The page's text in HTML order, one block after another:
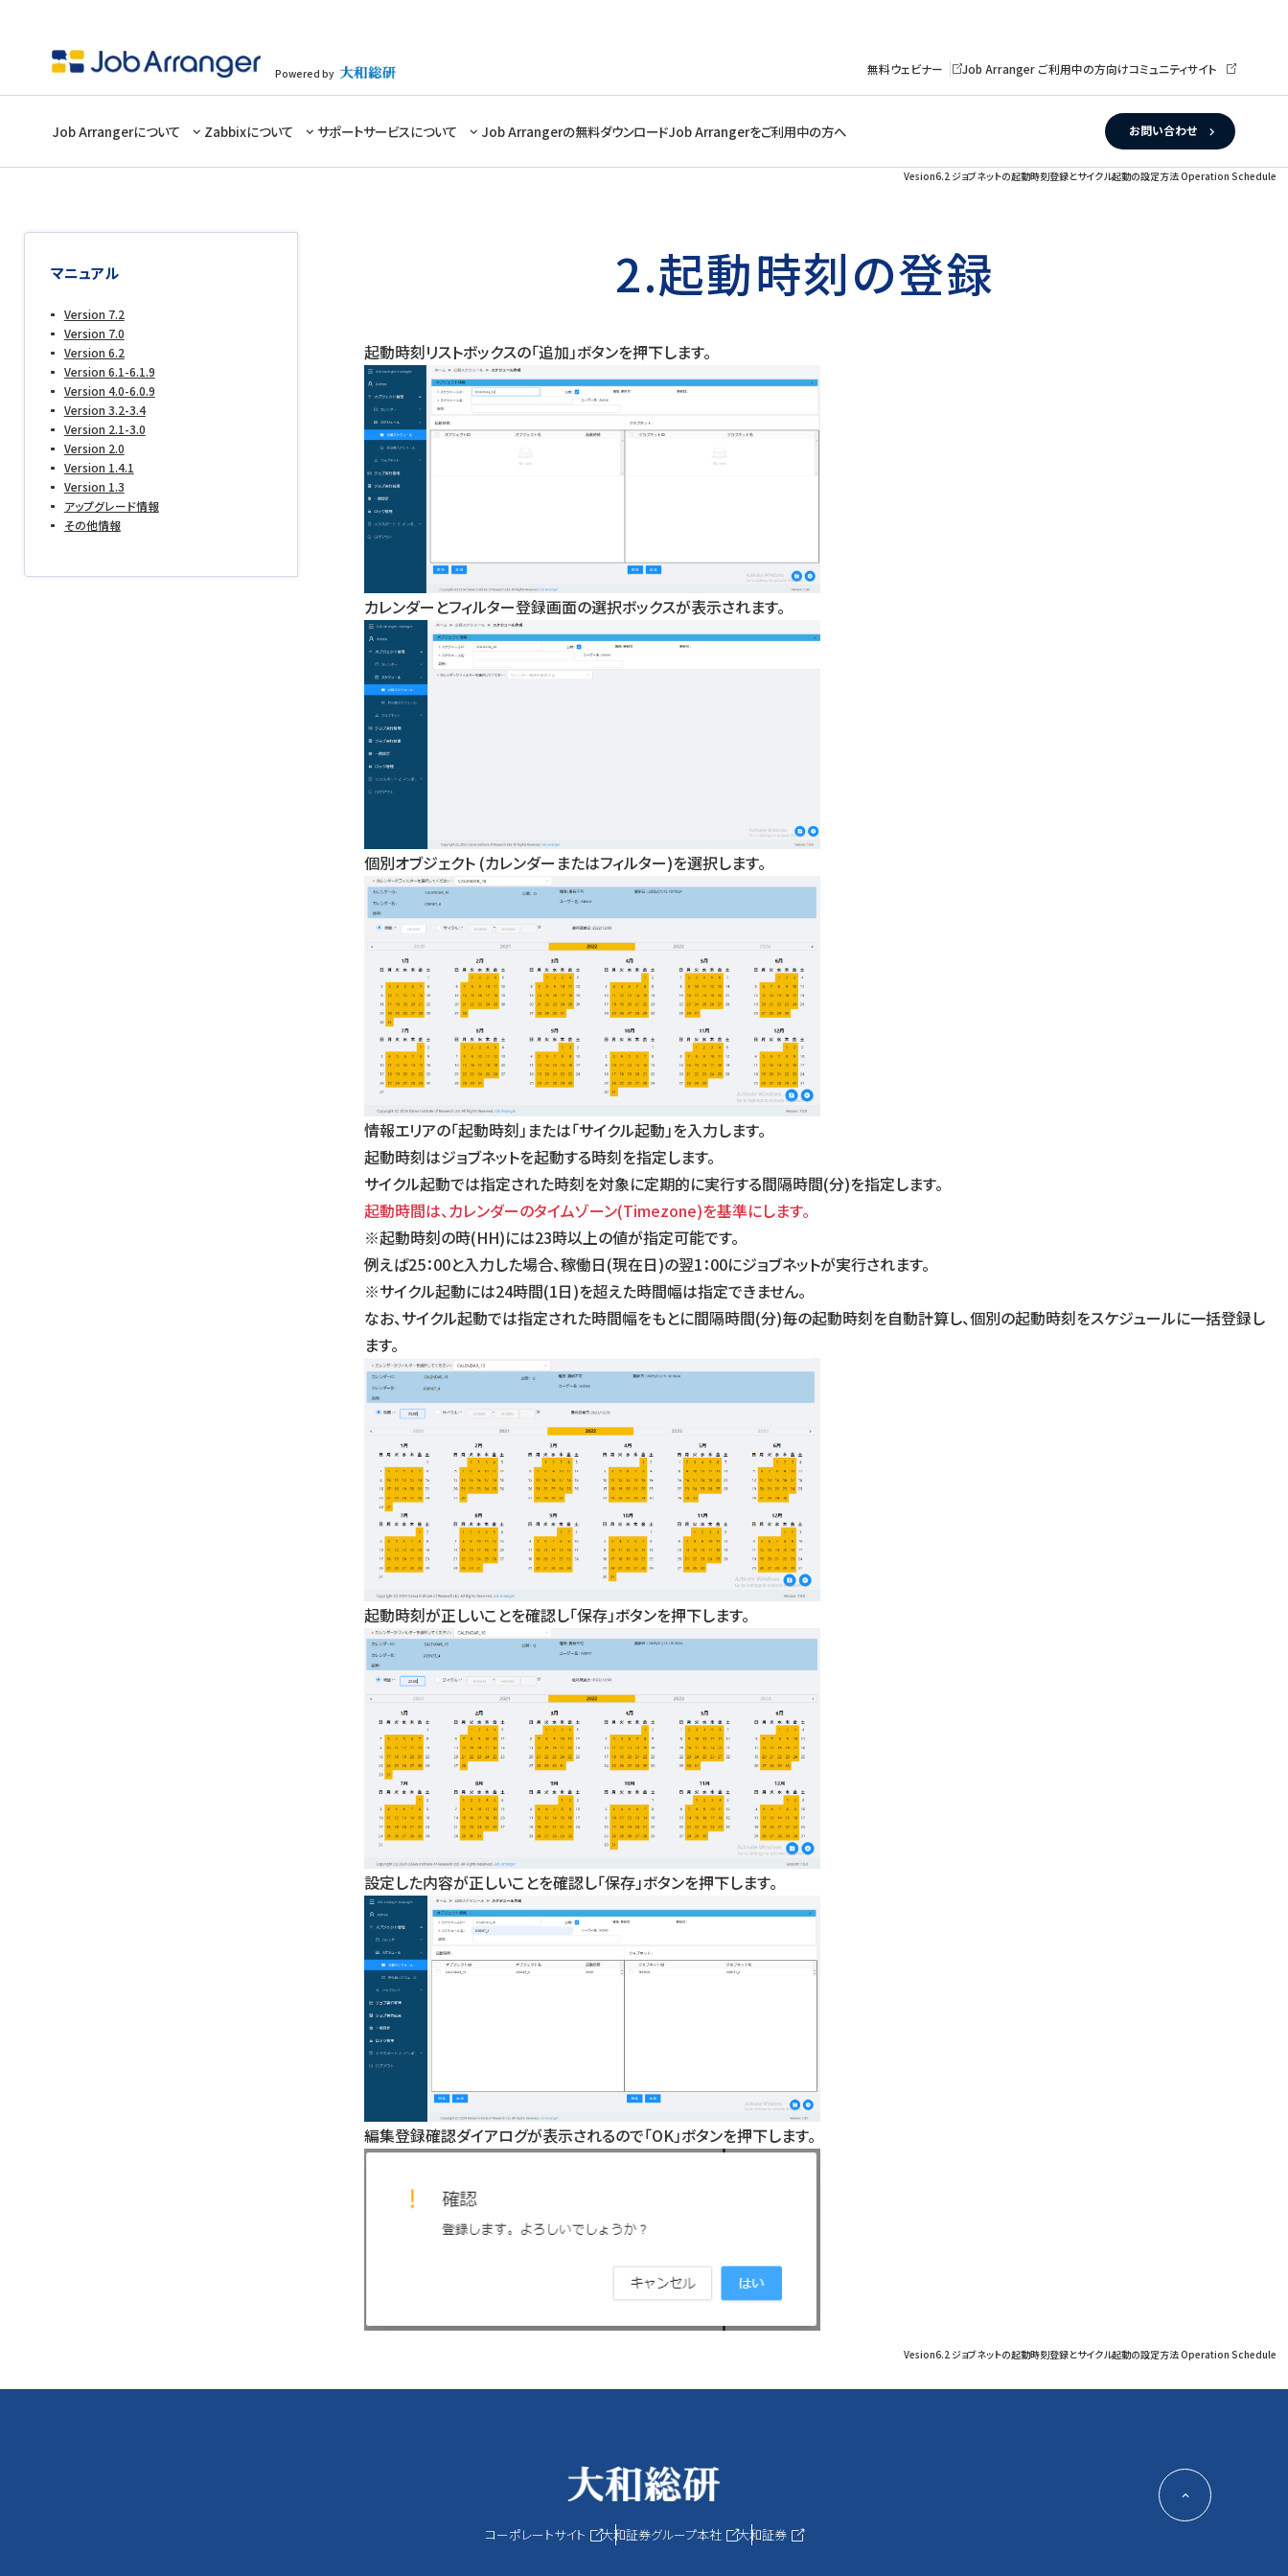
Powered by 無料ウェビナー Job Arranger ご利用中の方向けコミュニティサイト
Job Arrangerについて Zabbixについて サポートサービスについて Job Arrangerの無料ダウンロードJob Arrangerをご利用中の方へ お問い合わせ
マニュアル
Version 7.2
Version 7.0
Version 6.2
Version 6.1-6.1.9
Version 4.0-6.0.9
Version 3.2-3.4
Version 2.1-3.0
Version 2.0
Version 1.4.1
Version 1.3
アップグレード情報
その他情報
Vesion6.2 ジョブネットの起動時刻登録とサイクル起動の設定方法 Operation Schedule
2.起動時刻の登録
起動時刻リストボックスの「追加」ボタンを押下します。
カレンダーとフィルター登録画面の選択ボックスが表示されます。
個別オブジェクト (カレンダーまたはフィルター)を選択します。
情報エリアの「起動時刻」または「サイクル起動」を入力します。
起動時刻はジョブネットを起動する時刻を指定します。
サイクル起動では指定された時刻を対象に定期的に実行する間隔時間(分)を指定します。
起動時間は、カレンダーのタイムゾーン(Timezone)を基準にします。
※起動時刻の時(HH)には23時以上の値が指定可能です。
例えば25：00と入力した場合、稼働日(現在日)の翌1：00にジョブネットが実行されます。
※サイクル起動には24時間(1日)を超えた時間幅は指定できません。
なお、サイクル起動では指定された時間幅をもとに間隔時間(分)毎の起動時刻を自動計算し、個別の起動時刻をスケジュールに一括登録し
ます。
起動時刻が正しいことを確認し「保存」ボタンを押下します。
設定した内容が正しいことを確認し「保存」ボタンを押下します。
編集登録確認ダイアログが表示されるので「OK」ボタンを押下します。
Vesion6.2 ジョブネットの起動時刻登録とサイクル起動の設定方法 Operation Schedule
コーポレートサイト 大和証券グループ本社 大和証券